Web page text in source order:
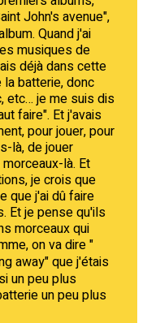
John's avenue",
Quand j'ai
musiques de
déjà dans cette
batterie, donc
etc… je me suis dis
faire". Et j'avais
pour jouer, pour
là, de jouer
là. Et
je crois que
que j'ai dû faire
Et je pense qu'ils
morceaux qui
on va dire "
away" que j'étais
un peu plus
un peu plus